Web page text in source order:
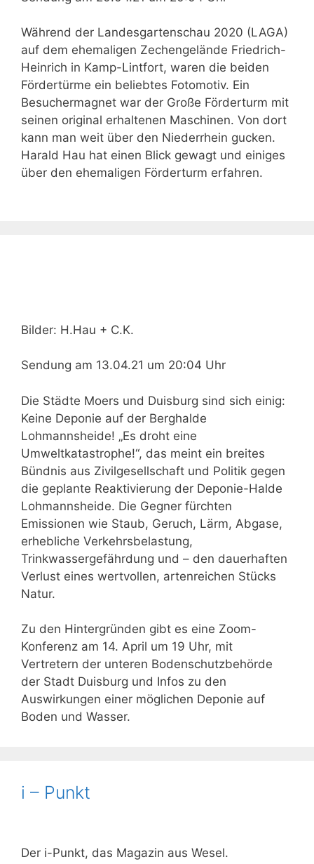
Während der Landesgartenschau 2020 (LAGA)
auf dem ehemaligen Zechengelände Friedrich-
Heinrich in Kamp-Lintfort, waren die beiden
Fördertürme ein beliebtes Fotomotiv. Ein
Besuchermagnet war der Große Förderturm mit
seinen original erhaltenen Maschinen. Von dort
kann man weit über den Niederrhein gucken.
Harald Hau hat einen Blick gewagt und einiges
über den ehemaligen Förderturm erfahren.
Bilder: H.Hau + C.K.
Sendung am 13.04.21 um 20:04 Uhr
Die Städte Moers und Duisburg sind sich einig:
Keine Deponie auf der Berghalde
Lohmannsheide! „Es droht eine
Umweltkatastrophe!“, das meint ein breites
Bündnis aus Zivilgesellschaft und Politik gegen
die geplante Reaktivierung der Deponie-Halde
Lohmannsheide. Die Gegner fürchten
Emissionen wie Staub, Geruch, Lärm, Abgase,
erhebliche Verkehrsbelastung,
Trinkwassergefährdung und – den dauerhaften
Verlust eines wertvollen, artenreichen Stücks
Natur.
Zu den Hintergründen gibt es eine Zoom-
Konferenz am 14. April um 19 Uhr, mit
Vertretern der unteren Bodenschutzbehörde
der Stadt Duisburg und Infos zu den
Auswirkungen einer möglichen Deponie auf
Boden und Wasser.
i – Punkt
Der i-Punkt, das Magazin aus Wesel.